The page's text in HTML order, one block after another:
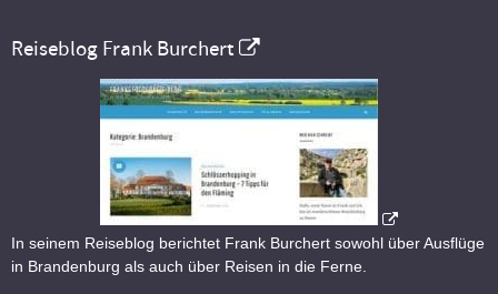
Reiseblog Frank Burchert
In seinem Reiseblog berichtet Frank Burchert sowohl über Ausflüge
in Brandenburg als auch über Reisen in die Ferne.